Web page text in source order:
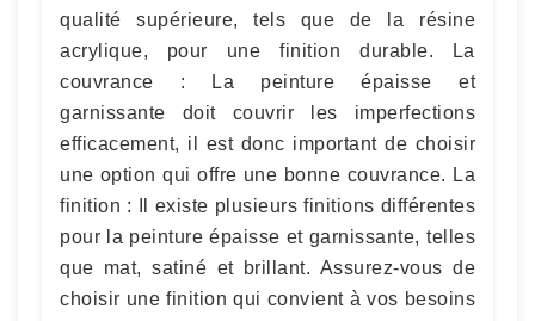
qualité supérieure, tels que de la résine
acrylique, pour une finition durable. La
couvrance : La peinture épaisse et
garnissante doit couvrir les imperfections
efficacement, il est donc important de choisir
une option qui offre une bonne couvrance. La
finition : Il existe plusieurs finitions différentes
pour la peinture épaisse et garnissante, telles
que mat, satiné et brillant. Assurez-vous de
choisir une finition qui convient à vos besoins